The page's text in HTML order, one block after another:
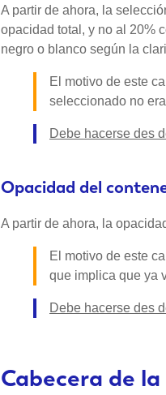
A partir de ahora, la
opacidad total, y no al 20%
negro o blanco según la
El motivo de este
seleccionado no
Debe hacerse des
Opacidad del
A partir de ahora, la
El motivo de este
que implica que ya
Debe hacerse des
Cabecera de